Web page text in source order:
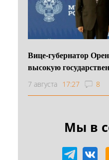
Вице-губернатор
высокую
7 августа 17:27 8
Мы в